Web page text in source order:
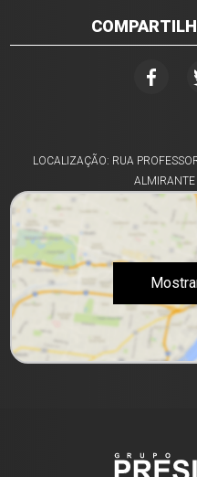
LOCALIZAÇÃO: RUA